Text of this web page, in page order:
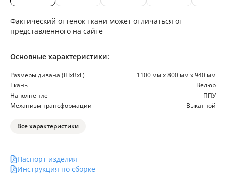
Фактический оттенок ткани может отличаться от
представленного на сайте
Основные характеристики:
Размеры дивана (ШхВхГ)
1100 мм х 800 мм х 940 мм
Ткань
Велюр
Наполнение
ППУ
Механизм трансформации
Выкатной
Все характеристики
Паспорт изделия
Инструкция по сборке